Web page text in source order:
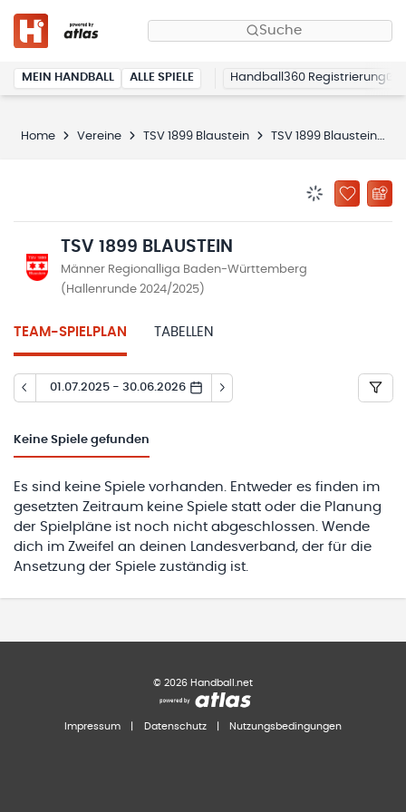
Suche
MEIN HANDBALL ALLE SPIELE Handball360 Registrierung
Home Vereine TSV 1899 Blaustein TSV 1899 Blaustein
ZU
TSV 1899 BLAUSTEIN
Männer Regionalliga Baden-Württemberg
(Hallenrunde 2024/2025)
TEAM-SPIELPLAN TABELLEN
01.07.2025 - 30.06.2026
Keine Spiele gefunden
Es sind keine Spiele vorhanden. Entweder es finden im
gesetzten Zeitraum keine Spiele statt oder die Planung
der Spielpläne ist noch nicht abgeschlossen. Wende
dich im Zweifel an deinen Landesverband, der für die
Ansetzung der Spiele zuständig ist.
© 2026 Handball.net
Impressum Datenschutz Nutzungsbedingungen